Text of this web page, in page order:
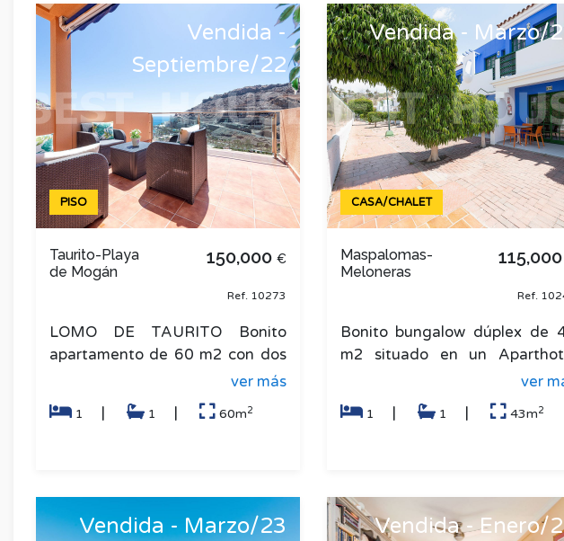
Vendida -
Septiembre/22
PISO
Taurito-Playa
de Mogán
150,000 €
Ref. 10273
LOMO DE TAURITO Bonito
apartamento de 60 m2 con dos
grandes terrazas con vistas al
mar. La vivienda se vende
completam
ver más
1 1 60m2
Vendida - Marzo/
CASA/CHALET
Maspalomas-
Meloneras
115,000
Ref.
Bonito bungalow dúplex de
m2 situado en un
ubicado en Maspalomas, en
Campo de Golf. La vivienda se di
ver
1 1 43m2
Vendida - Marzo/23 Vendida - Enero/